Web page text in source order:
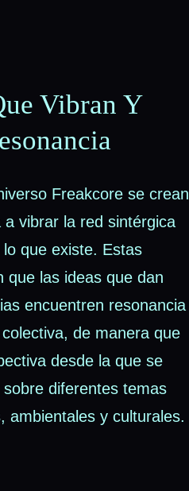
Vibran Y
Freakcore se crean
vibrar la red sintérgica
que existe. Estas
que las ideas que dan
encuentren resonancia
de manera que
desde la que se
diferentes temas
ambientales y culturales.